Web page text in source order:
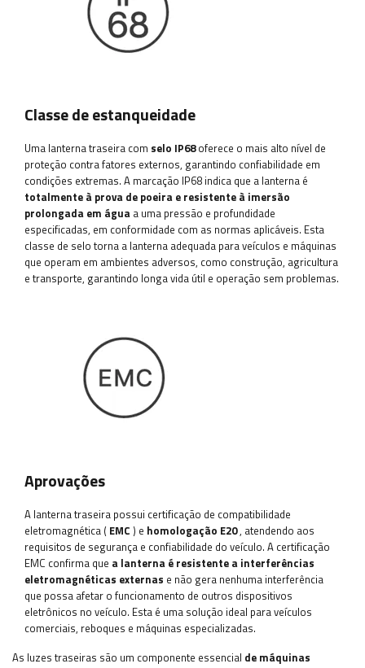
Classe de estanqueidade
Uma lanterna traseira com selo IP68oferece o mais alto nível de
proteção contra fatores externos, garantindo confiabilidade em
condições extremas. A marcação IP68 indica que a lanterna é
totalmente à prova de poeira e resistente à imersão
prolongada em água a uma pressão e profundidade
especificadas, em conformidade com as normas aplicáveis. Esta
classe de selo torna a lanterna adequada para veículos e máquinas
que operam em ambientes adversos, como construção, agricultura
e transporte, garantindo longa vida útil e operação sem problemas.
Aprovações
A lanterna traseira possui certificação de compatibilidade
eletromagnética ( EMC ) e homologação E20, atendendo aos
requisitos de segurança e confiabilidade do veículo. A certificação
EMC confirma que a lanterna é resistente a interferências
eletromagnéticas externas e não gera nenhuma interferência
que possa afetar o funcionamento de outros dispositivos
eletrônicos no veículo. Esta é uma solução ideal para veículos
comerciais, reboques e máquinas especializadas.
As luzes traseiras são um componente essencial de máquinas